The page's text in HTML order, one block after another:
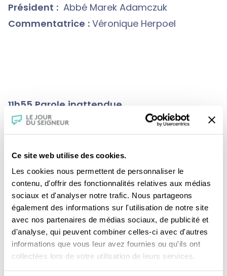
Ce site web utilise des cookies.
Les cookies nous permettent de personnaliser le
contenu, d'offrir des fonctionnalités relatives aux médias
sociaux et d'analyser notre trafic. Nous partageons
également des informations sur l'utilisation de notre site
avec nos partenaires de médias sociaux, de publicité et
d'analyse, qui peuvent combiner celles-ci avec d'autres
informations que vous leur avez fournies ou qu'ils ont
collectées lors de votre utilisation de leurs services.
Président : Abbé Marek Adamczuk
Commentatrice : Véronique Herpoel
11h55 Parole inattendue
Matthieu Niango,normalien et agrégé de
philosophie. En août 2025, son livreLe Fardeau
paru aux éditions Mialet-Barrault Eds, retrace
l’histoire de ses origines.
En savoir plus sur cette série, en podcast sur